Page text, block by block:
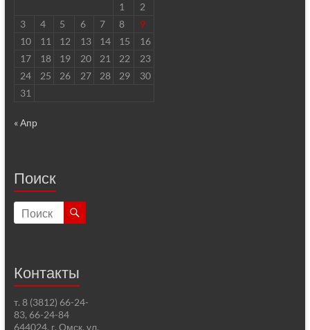
1
2
3
4 5 6 7 8
9
10
11 12 13 14 15
16
17
18 19 20 21 22
23
24
25 26 27 28 29
30
31
« Апр
Поиск
Контакты
т. 8 (3812) 66-24-
83, 66-24-84
644024, г. Омск, ул.